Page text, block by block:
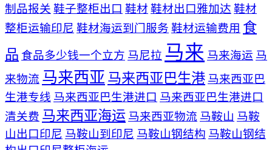
制品报关 鞋子整柜出口 鞋材 鞋材出口雅加达 鞋材
整柜运输印尼 鞋材海运到门服务 鞋材运输费用 食
品 食品多少钱一个立方 马尼拉 马来 马来海运 马
来物流 马来西亚 马来西亚巴生港 马来西亚巴
生港专线 马来西亚巴生港进口 马来西亚巴生港进口
清关费 马来西亚海运 马来西亚物流 马鞍山 马鞍
山出口印尼 马鞍山到印尼 马鞍山钢结构 马鞍山钢结